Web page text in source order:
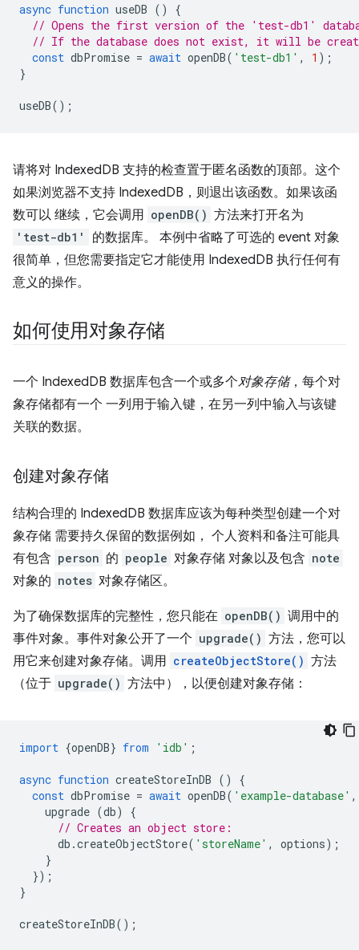
async function useDB ()
{
// Opens the first version of the 'test-db1'
// If the database does not exist, it will be
const dbPromise = await openDB( 'test-db1' , 1 );
}
useDB();
请将对 IndexedDB 支持的检查置于匿名函数的顶部。这个
如果浏览器不支持 IndexedDB，则退出该函数。如果该函
数可以 继续，它会调用 openDB() 方法来打开名为
'test-db1'
的数据库。 本例中省略了可选的 event 对象
很简单，但您需要指定它才能使用 IndexedDB 执行任何有
意义的操作。
如何使用对象存储
一个 IndexedDB 数据库包含一个或多个对象存储，每个对
象存储都有一个 一列用于输入键，在另一列中输入与该键
关联的数据。
创建对象存储
结构合理的 IndexedDB 数据库应该为每种类型创建一个对
象存储 需要持久保留的数据例如， 个人资料和备注可能具
有包含 person 的 people 对象存储 对象以及包含 note
对象的 notes 对象存储区。
为了确保数据库的完整性，您只能在 openDB() 调用中的
事件对象。事件对象公开了一个 upgrade() 方法，您可以
用它来创建对象存储。调用 createObjectStore() 方法
（位于 upgrade() 方法中），以便创建对象存储：
import {openDB} from 'idb' ;
async function createStoreInDB ()
{
const dbPromise = await openDB( 'example-database' ,
upgrade (db)
{
// Creates an object store:
db .createObjectStore( 'storeName' , options);
}
});
}
createStoreInDB();